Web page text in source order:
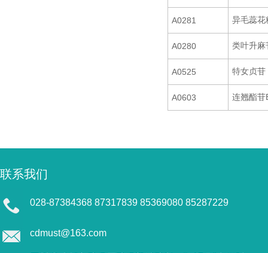
A0281 异毛蕊花
A0280 类叶升麻
A0525 特女贞苷
A0603 连翘酯苷
联系我们
028-87384368 87317839 85369080 85287229
cdmust@163.com